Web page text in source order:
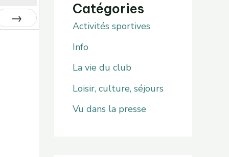
Catégories
Activités sportives
Info
La vie du club
Loisir, culture, séjours
Vu dans la presse